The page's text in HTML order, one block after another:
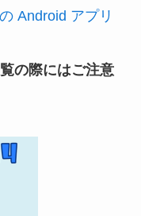
Android アプリ
の際にはご注意